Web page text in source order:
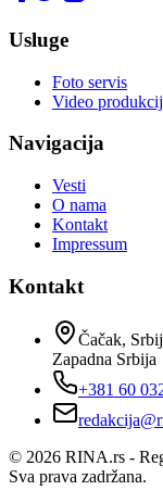
Usluge
Foto servis
Video
Navigacija
Vesti
O nama
Kontakt
Impressum
Kontakt
Čačak,
Zapadna Srbija
+381 60
© 2026 RINA.rs -
Sva prava zadržana.